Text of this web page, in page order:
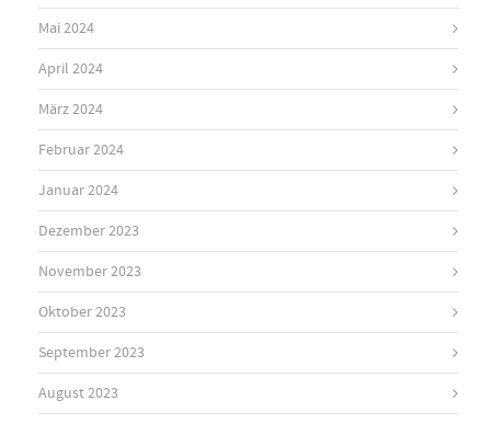
Mai 2024
April 2024
März 2024
Februar 2024
Januar 2024
Dezember 2023
November 2023
Oktober 2023
September 2023
August 2023